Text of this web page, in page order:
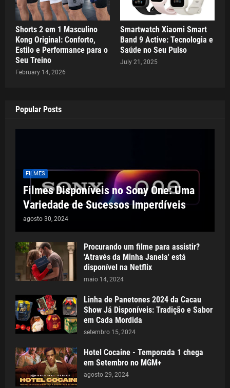
Shorts 2 em 1 Masculino
Kong Original: Conforto,
Estilo e Performance para o
Seu Treino
February 14, 2026
Smartwatch Xiaomi Smart
Band 9 Active: Tecnologia e
Saúde no Seu Pulso
July 21, 2025
Popular Posts
FILMES
Filmes Disponíveis no Sony One: Uma
Variedade de Sucessos Imperdíveis
agosto 30, 2024
Procurando um filme para assistir?
'Através da Minha Janela' está
disponível na Netflix
maio 14, 2024
Linha de Panetones 2024 da Cacau
Show Já Disponíveis: Tradição e Sabor
em Cada Mordida
setembro 15, 2024
Hotel Cocaine - Temporada 1 chega
em Setembro no MGM+
agosto 29, 2024